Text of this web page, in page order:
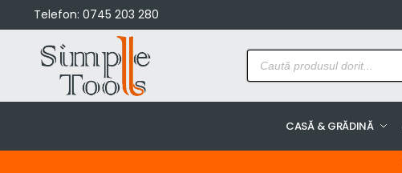
Telefon: 0745 203 280
CASĂ & GRĂDINĂ